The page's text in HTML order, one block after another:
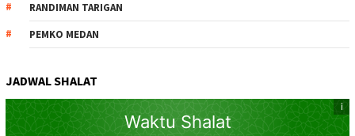
RANDIMAN TARIGAN
PEMKO MEDAN
JADWAL SHALAT